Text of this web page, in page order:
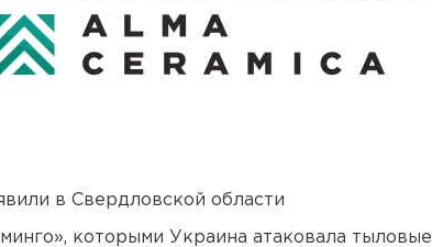
в Свердловской области
которыми Украина атаковала тыловые